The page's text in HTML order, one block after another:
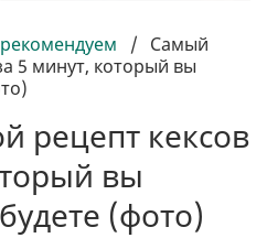
/ Самый
5 минут, который вы
рецепт кексов
вы
(фото)